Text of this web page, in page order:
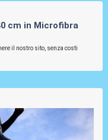
cm in Microfibra
il nostro sito, senza costi